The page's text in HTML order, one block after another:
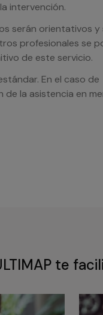
intervención.
serán orientativos y
profesionales se
de este servicio.
En el caso de
la asistencia en
te